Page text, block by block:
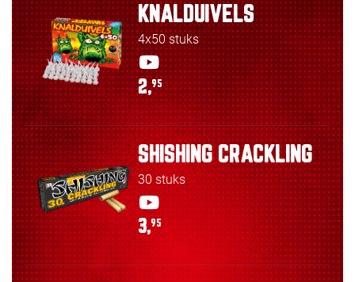
KNALDUIVELS
4x50 stuks
2,95
SHISHING CRACKLING
30 stuks
3,95